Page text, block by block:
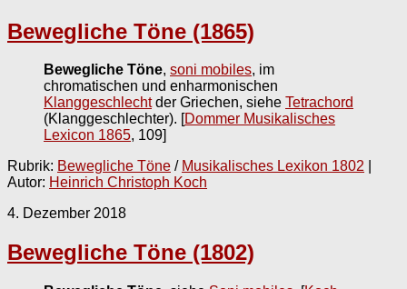
Bewegliche Töne (1865)
Bewegliche Töne, soni mobiles, im
chromatischen und enharmonischen
Klanggeschlechtder Griechen, siehe Tetrachord
(Klanggeschlechter). [Dommer Musikalisches
Lexicon 1865, 109]
Rubrik: Bewegliche Töne / Musikalisches Lexikon 1802
Autor: Heinrich Christoph Koch
4. Dezember 2018
Bewegliche Töne (1802)